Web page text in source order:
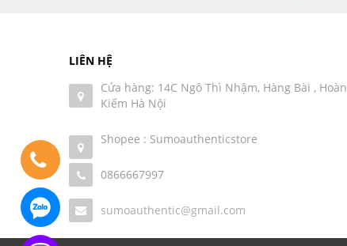
LIÊN HỆ
Cửa hàng: 14C Ngô Thì Nhậm, Hàng Bài , Hoàn
Kiếm Hà Nội
Shopee : Sumoauthenticstore
0866667997
sumoauthentic@gmail.com